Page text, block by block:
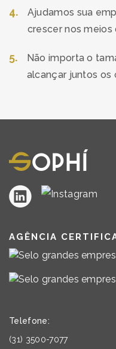
4.
Ajudamos sua
crescer nos
5.
Não importa o
alcançar juntos os
AGÊNCIA
Telefone:
(31) 3500-7077